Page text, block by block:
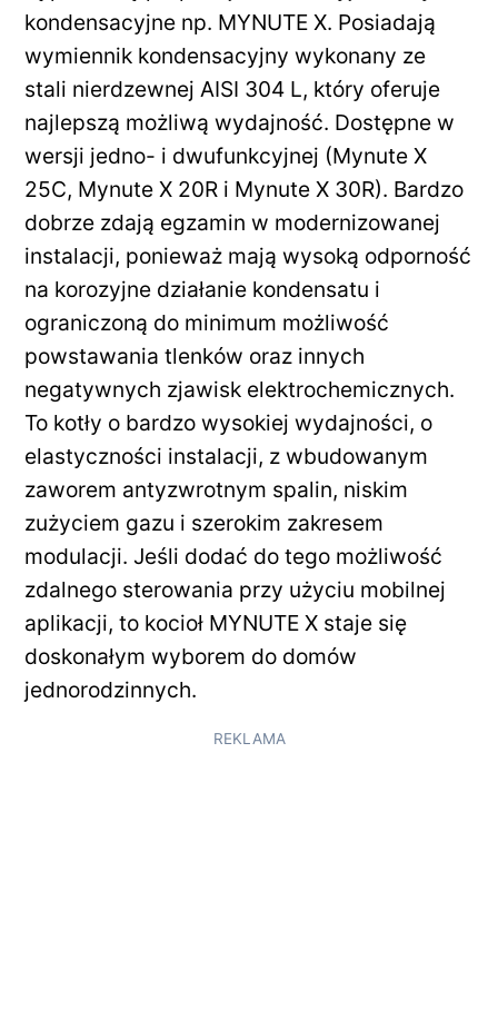
kondensacyjne np. MYNUTE X. Posiadają
wymiennik kondensacyjny wykonany ze
stali nierdzewnej AISI 304 L, który oferuje
najlepszą możliwą wydajność. Dostępne w
wersji jedno- i dwufunkcyjnej (Mynute X
25C, Mynute X 20R i Mynute X 30R). Bardzo
dobrze zdają egzamin w modernizowanej
instalacji, ponieważ mają wysoką odporność
na korozyjne działanie kondensatu i
ograniczoną do minimum możliwość
powstawania tlenków oraz innych
negatywnych zjawisk elektrochemicznych.
To kotły o bardzo wysokiej wydajności, o
elastyczności instalacji, z wbudowanym
zaworem antyzwrotnym spalin, niskim
zużyciem gazu i szerokim zakresem
modulacji. Jeśli dodać do tego możliwość
zdalnego sterowania przy użyciu mobilnej
aplikacji, to kocioł MYNUTE X staje się
doskonałym wyborem do domów
jednorodzinnych.
REKLAMA